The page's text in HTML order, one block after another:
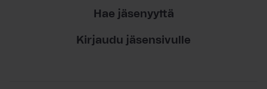
Hae jäsenyyttä
Kirjaudu jäsensivulle